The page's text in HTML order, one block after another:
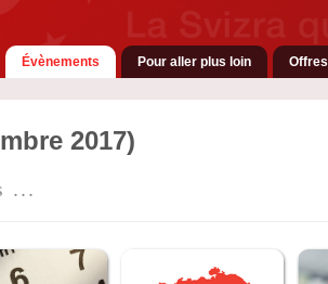
Évènements Pour aller plus loin Offres
2017)
...